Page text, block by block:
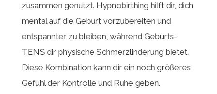
zusammen genutzt. Hypnobirthing hilft dir, dich
mental auf die Geburt vorzubereiten und
entspannter zu bleiben, während Geburts-
TENS dir physische Schmerzlinderung bietet.
Diese Kombination kann dir ein noch größeres
Gefühl der Kontrolle und Ruhe geben.